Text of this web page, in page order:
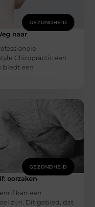
GEZONDHEID
naar
Chiropractic een
biedt een
GEZONDHEID
oorzaken
kan een
zijn. Dit gebied, dat